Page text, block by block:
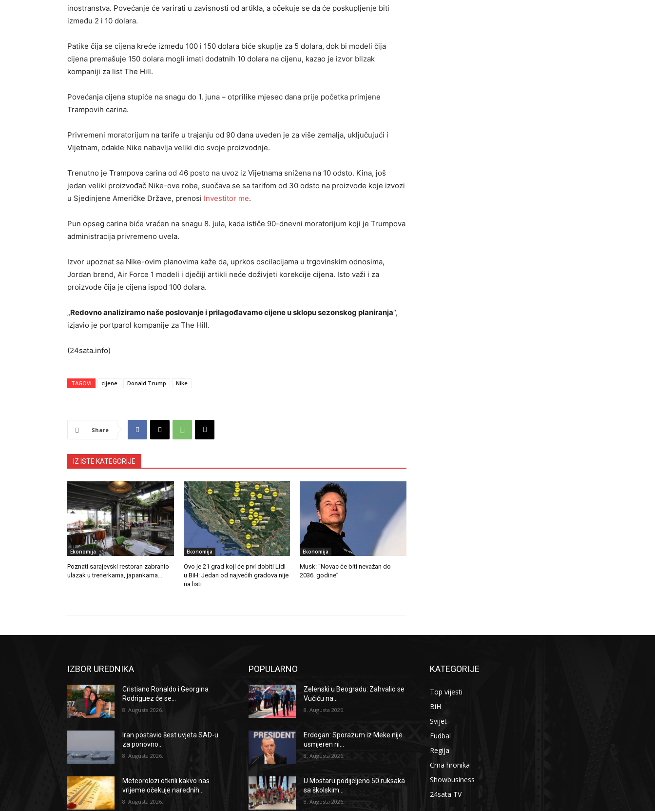
inostranstva. Povećanje će varirati u zavisnosti od artikla, a očekuje se da će poskupljenje biti
između 2 i 10 dolara.
Patike čija se cijena kreće između 100 i 150 dolara biće skuplje za 5 dolara, dok bi modeli čija
cijena premašuje 150 dolara mogli imati dodatnih 10 dolara na cijenu, kazao je izvor blizak
kompaniji za list The Hill.
Povećanja cijena stupiće na snagu do 1. juna – otprilike mjesec dana prije početka primjene
Trampovih carina.
Privremeni moratorijum na tarife u trajanju od 90 dana uveden je za više zemalja, uključujući i
Vijetnam, odakle Nike nabavlja veliki dio svoje proizvodnje.
Trenutno je Trampova carina od 46 posto na uvoz iz Vijetnama snižena na 10 odsto. Kina, još
jedan veliki proizvođač Nike-ove robe, suočava se sa tarifom od 30 odsto na proizvode koje izvozi
u Sjedinjene Američke Države, prenosi Investitor me.
Pun opseg carina biće vraćen na snagu 8. jula, kada ističe 90-dnevni moratorijum koji je Trumpova
administracija privremeno uvela.
Izvor upoznat sa Nike-ovim planovima kaže da, uprkos oscilacijama u trgovinskim odnosima,
Jordan brend, Air Force 1 modeli i dječiji artikli neće doživjeti korekcije cijena. Isto važi i za
proizvode čija je cijena ispod 100 dolara.
„Redovno analiziramo naše poslovanje i prilagođavamo cijene u sklopu sezonskog planiranja“,
izjavio je portparol kompanije za The Hill.
(24sata.info)
TAGOVI cijene Donald Trump Nike
Share
IZ ISTE KATEGORIJE
Ekonomija
Poznati sarajevski restoran zabranio
ulazak u trenerkama, japankama…
Ekonomija
Ovo je 21 grad koji će prvi dobiti Lidl
u BiH: Jedan od najvećih gradova nije
na listi
Ekonomija
Musk: “Novac će biti nevažan do
2036. godine”
IZBOR UREDNIKA
Cristiano Ronaldo i Georgina
Rodriguez će se...
8. Augusta 2026.
Iran postavio šest uvjeta SAD-u
za ponovno...
8. Augusta 2026.
Meteorolozi otkrili kakvo nas
vrijeme očekuje narednih...
8. Augusta 2026.
POPULARNO
Zelenski u Beogradu: Zahvalio se
Vučiću na...
8. Augusta 2026.
Erdogan: Sporazum iz Meke nije
usmjeren ni...
8. Augusta 2026.
U Mostaru podijeljeno 50 ruksaka
sa školskim...
8. Augusta 2026.
KATEGORIJE
Top vijesti
BiH
Svijet
Fudbal
Regija
Crna hronika
Showbusiness
24sata TV